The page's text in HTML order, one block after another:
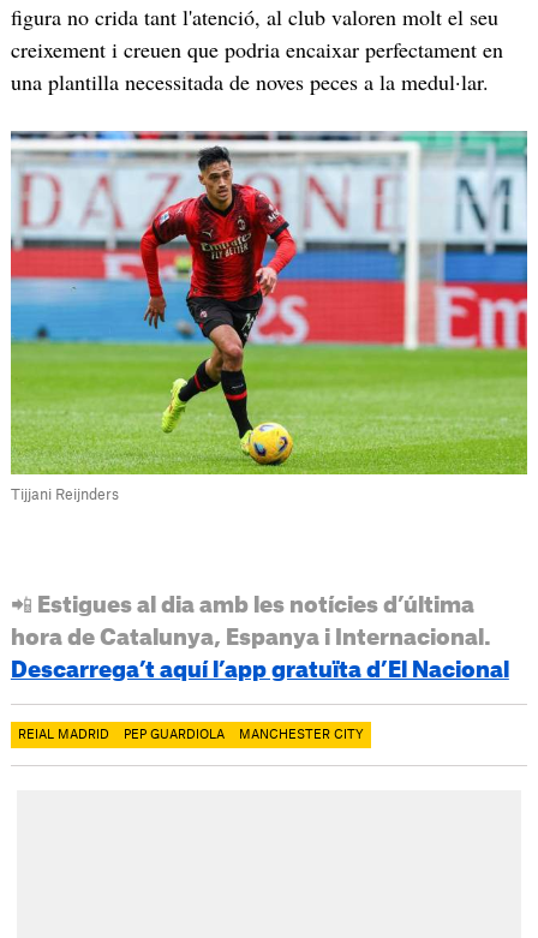
figura no crida tant l'atenció, al club valoren molt el seu
creixement i creuen que podria encaixar perfectament en
una plantilla necessitada de noves peces a la medul·lar.
Tijjani Reijnders
📲 Estigues al dia amb les notícies d’última
hora de Catalunya, Espanya i Internacional.
Descarrega’t aquí l’app gratuïta d’El Nacional
REIAL MADRID PEP GUARDIOLA MANCHESTER CITY